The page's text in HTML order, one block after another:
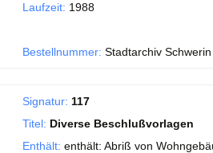
Laufzeit: 1988
Bestellnummer: Stadtarchiv
Signatur: 117
Titel: Diverse Beschlußvorlagen
Enthält: enthält: Abriß von